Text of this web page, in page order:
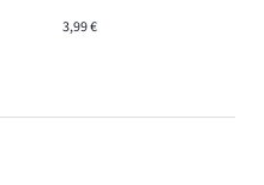
3,99 €